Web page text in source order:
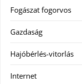
Fogászat fogorvos
Gazdaság
Hajóbérlés-vitorlás
Internet